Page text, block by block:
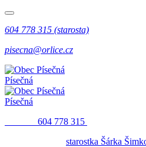
604 778 315 (starosta)
pisecna@orlice.cz
Písečná
Písečná
604 778 315
starostka Šárka